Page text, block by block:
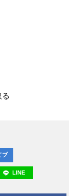
ブ
LINE